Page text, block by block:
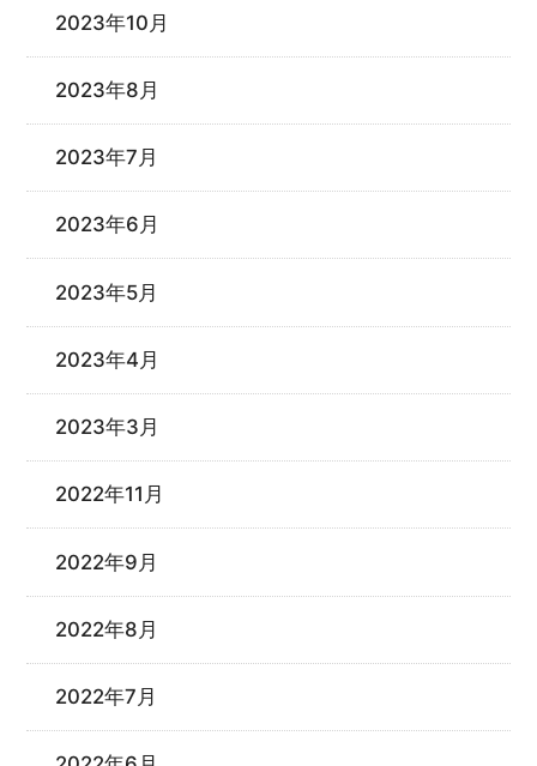
2023年10月
2023年8月
2023年7月
2023年6月
2023年5月
2023年4月
2023年3月
2022年11月
2022年9月
2022年8月
2022年7月